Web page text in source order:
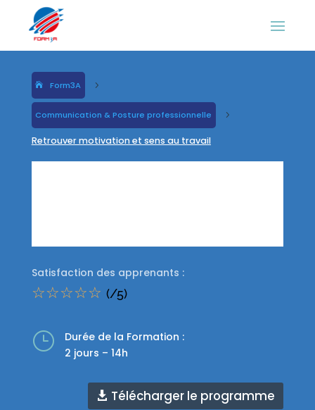
Form3A 5
Communication & Posture professionnelle 5
Retrouver motivation et sens au travail
Retrouver
Satisfaction des apprenants :
☆☆☆☆☆ (/5)
}
Durée de la Formation :
2 jours – 14h
Télécharger le programme